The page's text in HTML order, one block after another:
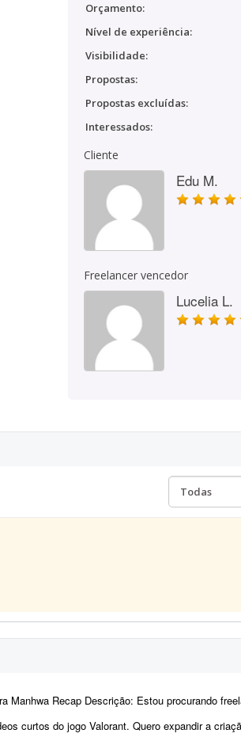
Orçamento:
Nível de experiência:
Visibilidade:
Propostas:
Propostas excluídas:
Interessados:
Cliente
Edu M.
Freelancer vencedor
Lucelia L.
Estou procurando freelancers para revisar roteiros de vídeos de Manhwa Recap. O
Quero expandir a criação do canal iBrunowski - Valorant e, para isso,